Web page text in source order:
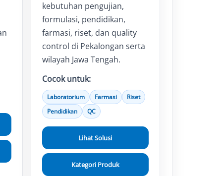
kebutuhan pengujian,
formulasi, pendidikan,
farmasi, riset, dan quality
control di Pekalongan serta
wilayah Jawa Tengah.
Cocok untuk:
Laboratorium Farmasi
Riset
Pendidikan
QC
Lihat Solusi
Kategori Produk